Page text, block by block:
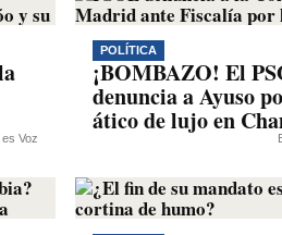
Voz
POLÍTICA
¡BOMBAZO! El
denuncia a Ayuso
ático de lujo en